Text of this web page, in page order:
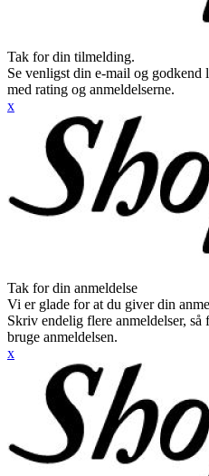
Tak for din tilmelding.
Se venligst din e-mail og
med rating og anmeldelserne.
x
Tak for din anmeldelse
Vi er glade for at du giver din
Skriv endelig flere anmeldelser,
bruge anmeldelsen.
x